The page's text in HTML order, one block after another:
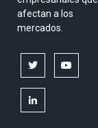
afectan a los
mercados.
twitter
linkedin